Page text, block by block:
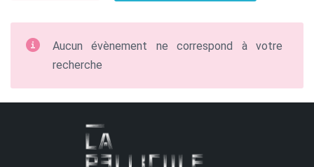
Aucun évènement ne correspond à votre
recherche